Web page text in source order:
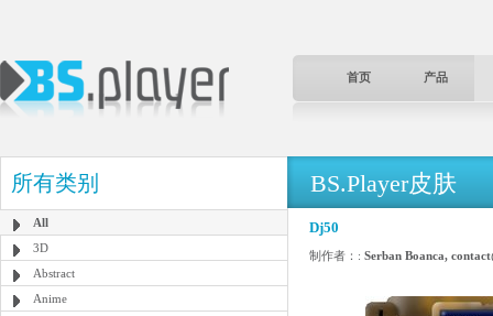
首页 产品
所有类别
All
3D
Abstract
Anime
BS.Player皮肤
Dj50
制作者：: Serban Boanca,